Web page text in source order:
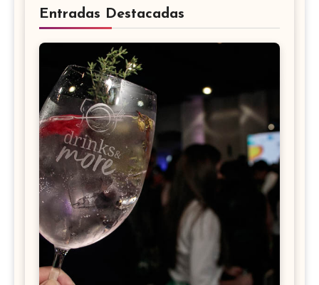
Entradas Destacadas